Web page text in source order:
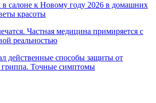
салоне к Новому году 2026 в домашних
красоты
Частная медицина примиряется с
реальностью
действенные способы защиты от
гриппа. Точные симптомы